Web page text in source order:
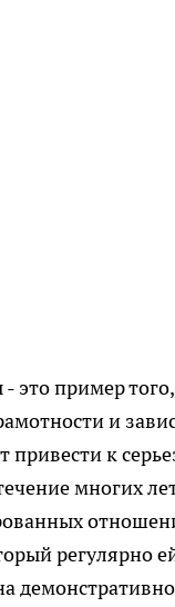
пример того,
и
привести к
многих
регулярно